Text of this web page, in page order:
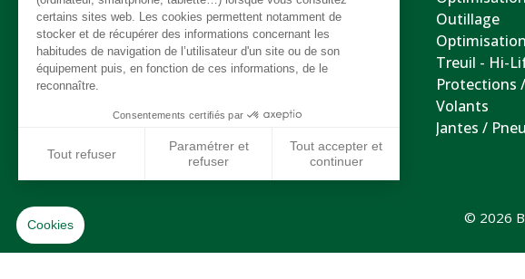
Intérieur
Moteur
Refroidissement / chauffage / clim
Suspension
Système de carburant
Jantes / Pneumatiques
Outillage
Treuil - Hi-
Protections
Volants
Jantes /
© 2026